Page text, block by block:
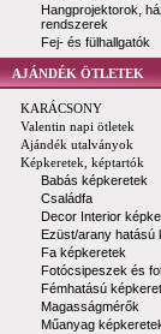
Hangprojektorok,
rendszerek
Fej- és fülhallgatók
AJÁNDÉK ÖTLETEK
KARÁCSONY
Valentin napi ötletek
Ajándék utalványok
Képkeretek, képtartók
Babás képkeretek
Családfa
Decor Interior
Ezüst/arany hatású
Fa képkeretek
Fotócsipeszek és
Fémhatású
Magasságmérők
Műanyag